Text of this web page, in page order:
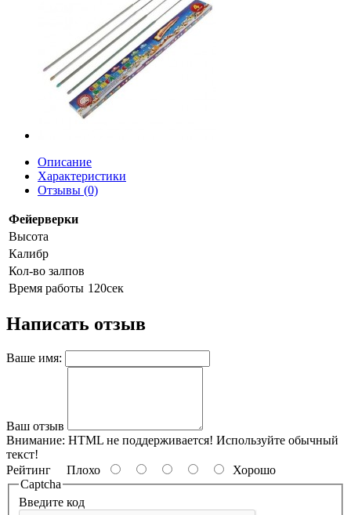
Описание
Характеристики
Отзывы (0)
Фейерверки
Высота
Калибр
Кол-во залпов
Время работы 120сек
Написать отзыв
Ваше имя:
Ваш отзыв
Внимание: HTML не поддерживается! Используйте обычный
текст!
Рейтинг Плохо
Хорошо
Captcha
Введите код